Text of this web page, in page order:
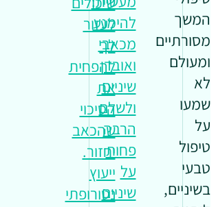
המשך
מסורתיים
ומעולם
לא
שמעו
על
טיפול
טבעי
בשיניים,
להימנע
מכאבי
ואובדן
שיניים
ולשלם
הרבה
פחות
על
שיניים
לעזור
לך
להפחית
את
הסיכוי
שהכאב
יחזור.
ייעוץ
נטורופתי